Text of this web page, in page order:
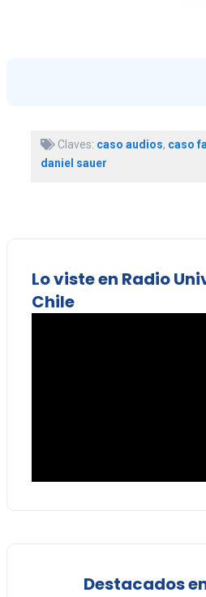
Claves: caso audios, caso
daniel sauer
Lo viste en Radio
Chile
Destacados